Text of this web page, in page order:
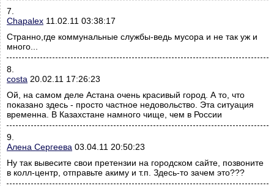
7.
Chapalex 11.02.11 03:38:17
Странно,где коммунальные службы-ведь мусора и не так уж и
много...
8.
costa 20.02.11 17:26:23
Ой, на самом деле Астана очень красивый город. А то, что
показано здесь - просто частное недовольство. Эта ситуация
временна. В Казаxстане намного чище, чем в России
9.
Алена Сергеева 03.04.11 20:50:23
Ну так вывесите свои претензии на городском сайте, позвоните
в колл-центр, отправьте акиму и т.п. Здесь-то зачем это???